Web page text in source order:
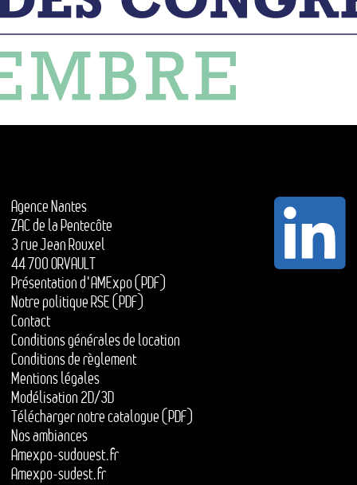
Agence Nantes
ZAC de la Pentecôte
3 rue Jean Rouxel
44 700 ORVAULT
Présentation d'AMExpo (PDF)
Notre politique RSE (PDF)
Contact
Conditions générales de location
Conditions de règlement
Mentions légales
Modélisation 2D/3D
Télécharger notre catalogue (PDF)
Nos ambiances
Amexpo-sudouest.fr
Amexpo-sudest.fr